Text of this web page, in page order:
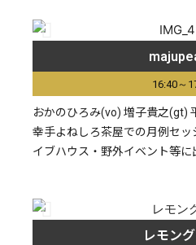
16:40～
おかのひろみ(vo) 増子貴之(gt)
幸手よねしろ茶屋での月例セッ
イブハウス・野外イベント等に
レモン